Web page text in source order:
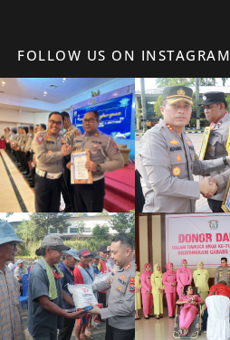
FOLLOW US ON INSTAGRAM